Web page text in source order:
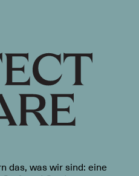
das, was wir sind: eine